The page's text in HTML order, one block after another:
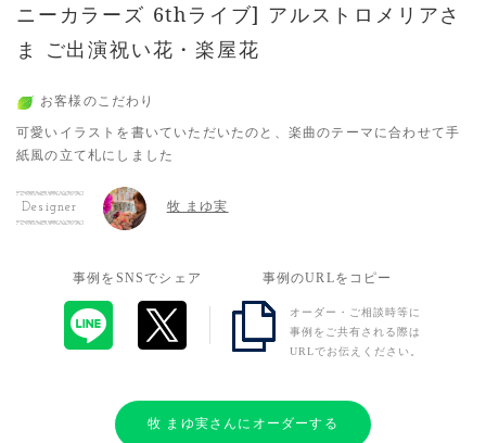
ニーカラーズ 6thライブ] アルストロメリアさ
ま ご出演祝い花・楽屋花
お客様のこだわり
可愛いイラストを書いていただいたのと、楽曲のテーマに合わせて手
紙風の立て札にしました
Designer 牧 まゆ実
事例をSNSでシェア 事例のURLをコピー
オーダー・ご相談時等に
事例をご共有される際は
URLでお伝えください。
牧 まゆ実さんにオーダーする